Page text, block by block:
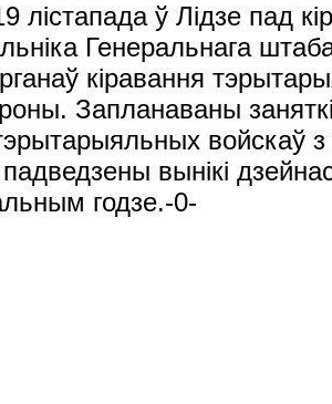
ў Лідзе пад
Генеральнага
кіравання
Запланаваны
войскаў з
вынікі
годзе.-0-